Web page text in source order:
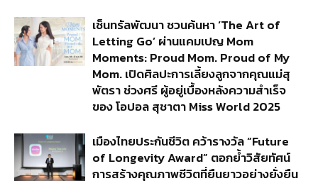
เซ็นทรัลพัฒนา ชวนค้นหา ‘The Art of
Letting Go’ ผ่านแคมเปญ Mom
Moments: Proud Mom. Proud of My
Mom. เปิดศิลปะการเลี้ยงลูกจากคุณแม่สุ
พัตรา ช่วงศรี ผู้อยู่เบื้องหลังความสำเร็จ
ของ โอปอล สุชาตา Miss World 2025
เมืองไทยประกันชีวิต คว้ารางวัล “Future
of Longevity Award” ตอกย้ำวิสัยทัศน์
การสร้างคุณภาพชีวิตที่ยืนยาวอย่างยั่งยืน